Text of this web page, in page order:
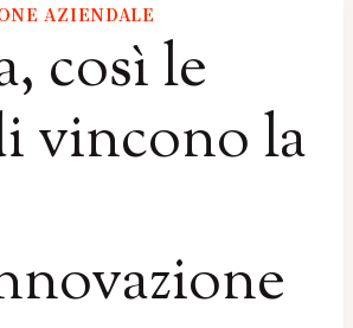
AZIENDALE
così le
vincono la